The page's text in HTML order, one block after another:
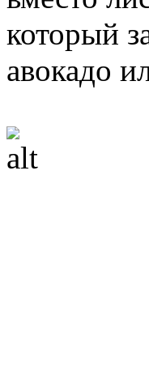
который
авокадо